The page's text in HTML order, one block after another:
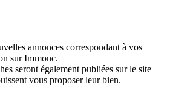
annonces correspondant à vos
sur Immonc.
seront également publiées sur le site
vous proposer leur bien.